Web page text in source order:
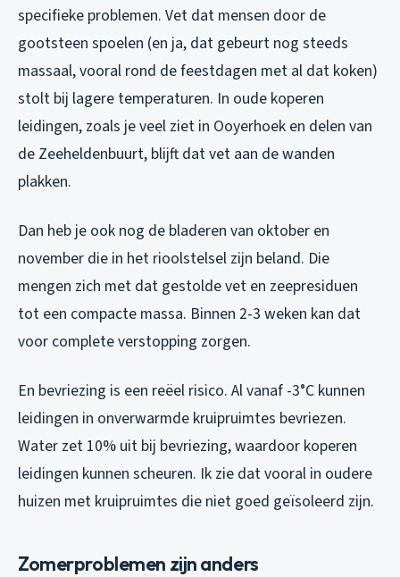
specifieke problemen. Vet dat mensen door de
gootsteen spoelen (en ja, dat gebeurt nog steeds
massaal, vooral rond de feestdagen met al dat koken)
stolt bij lagere temperaturen. In oude koperen
leidingen, zoals je veel ziet in Ooyerhoek en delen van
de Zeeheldenbuurt, blijft dat vet aan de wanden
plakken.
Dan heb je ook nog de bladeren van oktober en
november die in het rioolstelsel zijn beland. Die
mengen zich met dat gestolde vet en zeepresiduen
tot een compacte massa. Binnen 2-3 weken kan dat
voor complete verstopping zorgen.
En bevriezing is een reëel risico. Al vanaf -3°C kunnen
leidingen in onverwarmde kruipruimtes bevriezen.
Water zet 10% uit bij bevriezing, waardoor koperen
leidingen kunnen scheuren. Ik zie dat vooral in oudere
huizen met kruipruimtes die niet goed geïsoleerd zijn.
Zomerproblemen zijn anders